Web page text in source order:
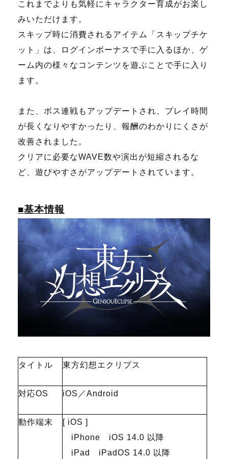
これまでよりも気軽にキャラクター育成がお楽し
みいただけます。
スキップ時に消費されるアイテム「スキップチケ
ット」は、ログインボーナスで手に入るほか、ゲ
ーム内の様々なコンテンツを遊ぶことで手に入り
ます。
また、ボス連戦もアップデートされ、プレイ時間
が長くなりやすかったり、報酬のわかりにくさが
改善されました。
クリアに必要なWAVE数や演出が短縮されるな
ど、遊びやすさがアップデートされています。
■基本情報
タイトル 東方幻想エクリプス
対応OS iOS／Android
動作端末
[ iOS ]
iPhone iOS 14.0 以降
iPad iPadOS 14.0 以降